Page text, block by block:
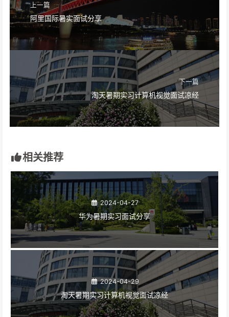
上一篇
阿里国际暑实面试分享
下一篇
淘天暑期实习计算机视觉面试凉经
相关推荐
2024-04-27
华为暑期实习面试分享
2024-04-29
淘天暑期实习计算机视觉面试凉经